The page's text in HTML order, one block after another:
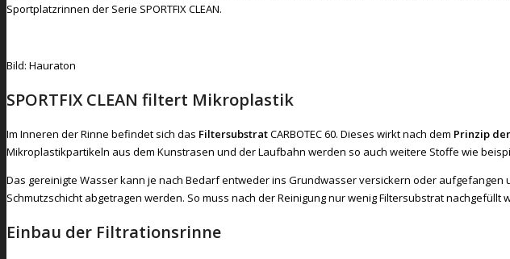
Sportplatzrinnen der Serie SPORTFIX CLEAN.
Bild: Hauraton
SPORTFIX CLEAN filtert Mikroplastik
Im Inneren der Rinne befindet sich das FiltersubstratCARBOTEC 60. Dieses wirkt nach dem Prinzip
Mikroplastikpartikeln aus dem Kunstrasen und der Laufbahn werden so auch weitere Stoffe wie
Das gereinigte Wasser kann je nach Bedarf entweder ins Grundwasser versickern oder
Schmutzschicht abgetragen werden. So muss nach der Reinigung nur wenig Filtersubstrat nachgefüllt
Einbau der Filtrationsrinne